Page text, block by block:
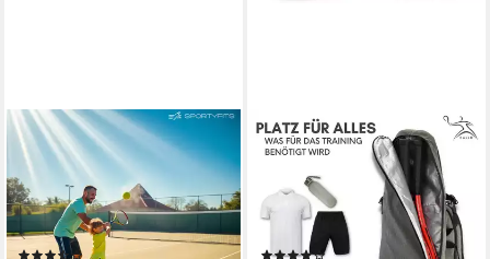
SPORTYFITS®
Tennisball 6x Tennisbälle
Sport & Tennis - Training und
Wettkampf (6er Set, 6-St., 6x
Tennisball)
BALLO®
Tennisrucksack Tennistasche
Schlägertasche Rucksack
Tasche Tennis Badmintion,
Wasserfest, vollständiges